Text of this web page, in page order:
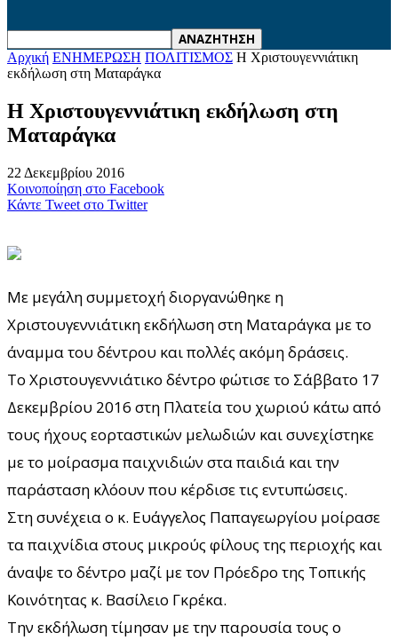
Αρχική ΕΝΗΜΕΡΩΣΗ ΠΟΛΙΤΙΣΜΟΣ H Χριστουγεννιάτικη
εκδήλωση στη Ματαράγκα
H Χριστουγεννιάτικη εκδήλωση στη
Ματαράγκα
22 Δεκεμβρίου 2016
Κοινοποίηση στο Facebook
Κάντε Tweet στο Twitter
Με μεγάλη συμμετοχή διοργανώθηκε η
Χριστουγεννιάτικη εκδήλωση στη Ματαράγκα με το
άναμμα του δέντρου και πολλές ακόμη δράσεις.
Το Χριστουγεννιάτικο δέντρο φώτισε το Σάββατο 17
Δεκεμβρίου 2016 στη Πλατεία του χωριού κάτω από
τους ήχους εορταστικών μελωδιών και συνεχίστηκε
με το μοίρασμα παιχνιδιών στα παιδιά και την
παράσταση κλόουν που κέρδισε τις εντυπώσεις.
Στη συνέχεια ο κ. Ευάγγελος Παπαγεωργίου μοίρασε
τα παιχνίδια στους μικρούς φίλους της περιοχής και
άναψε το δέντρο μαζί με τον Πρόεδρο της Τοπικής
Κοινότητας κ. Βασίλειο Γκρέκα.
Την εκδήλωση τίμησαν με την παρουσία τους ο